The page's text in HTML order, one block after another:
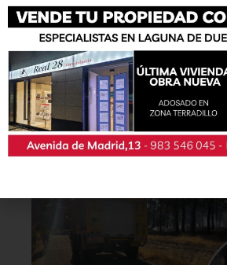
También podrás conseguir la
de formagratuitaen todos
patrocinadores y en la Casa
Lo último